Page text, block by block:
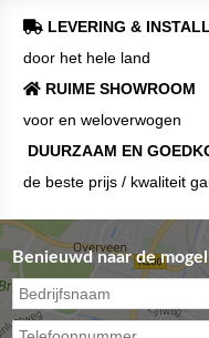
LEVERING &
door het hele land
RUIME SHOWROOM
voor en weloverwogen
DUURZAAM EN
de beste prijs / kwaliteit
Benieuwd naar de